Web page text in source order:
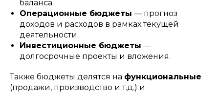
баланса.
Операционные бюджеты — прогноз
доходов и расходов в рамках текущей
деятельности.
Инвестиционные бюджеты —
долгосрочные проекты и вложения.
Также бюджеты делятся на функциональные
(продажи, производство и т.д.) и